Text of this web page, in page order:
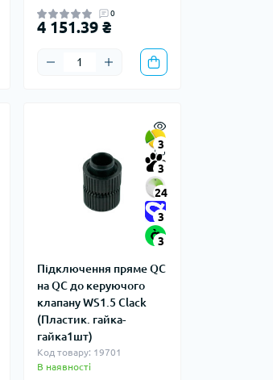
0
4 151.39 ₴
3
3
24
3
3
Підключення пряме QC
на QC до керуючого
клапану WS1.5 Clack
(Пластик. гайка-
гайка1шт)
Код товару: 19701
В наявності